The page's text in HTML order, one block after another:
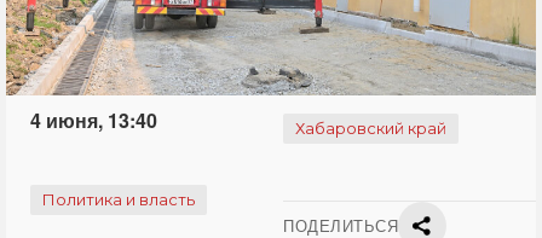
4 июня, 13:40 Хабаровский край
Политика и власть
ПОДЕЛИТЬСЯ